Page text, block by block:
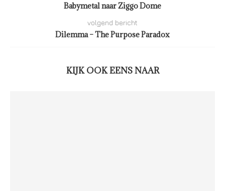
Babymetal naar Ziggo Dome
volgend bericht
Dilemma – The Purpose Paradox
KIJK OOK EENS NAAR